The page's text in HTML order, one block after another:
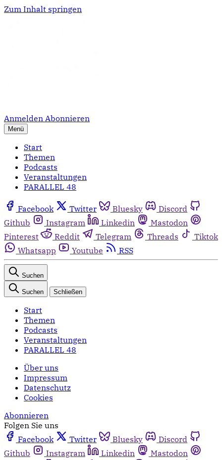
Zum Inhalt springen
Anmelden Abonnieren
Menü
Start
Themen
Podcasts
Veranstaltungen
PARALLEL 48
Facebook Twitter Bluesky
Discord
Github
Instagram Linkedin
Mastodon
Pinterest
Reddit Telegram Threads
Tiktok
Whatsapp
Youtube RSS
Suchen
Suchen Schließen
Start
Themen
Podcasts
Veranstaltungen
PARALLEL 48
Über uns
Impressum
Datenschutz
Cookies
Abonnieren
Folgen Sie uns
Facebook
Twitter Bluesky
Discord
Github
Instagram Linkedin
Mastodon